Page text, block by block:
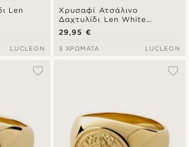
Len
LUCLEON
Χρυσαφί Ατσάλινο
Δαχτυλίδι Len White
Howlite Gravel
29,95 €
3 ΧΡΏΜΑΤΑ LUCLEON